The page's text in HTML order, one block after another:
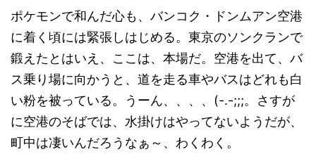
ポケモンで和んだ心も、バンコク・ドンムアン空港
に着く頃には緊張しはじめる。東京のソンクランで
鍛えたとはいえ、ここは、本場だ。空港を出て、バ
ス乗り場に向かうと、道を走る車やバスはどれも白
い粉を被っている。うーん、、、、(-.-;;;。さすが
に空港のそばでは、水掛けはやってないようだが、
町中は凄いんだろうなぁ～、わくわく。